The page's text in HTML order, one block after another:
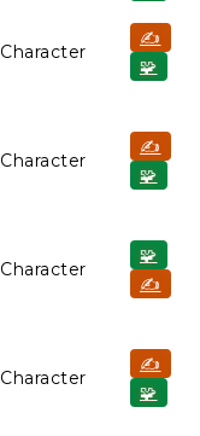
Character
✍️
🧩
Character
✍️
🧩
Character
🧩
✍️
Character
✍️
🧩